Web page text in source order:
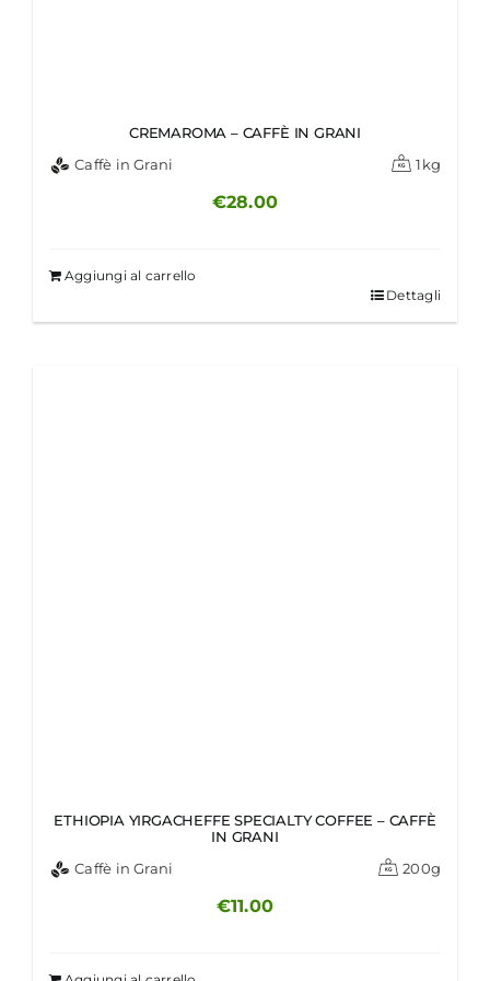
CREMAROMA – CAFFÈ IN GRANI
Caffè in Grani
1kg
€28.00
Aggiungi al carrello
Dettagli
ETHIOPIA YIRGACHEFFE SPECIALTY COFFEE – CAFFÈ
IN GRANI
Caffè in Grani
200g
€11.00